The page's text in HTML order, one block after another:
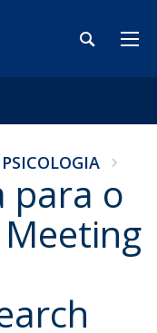
para o